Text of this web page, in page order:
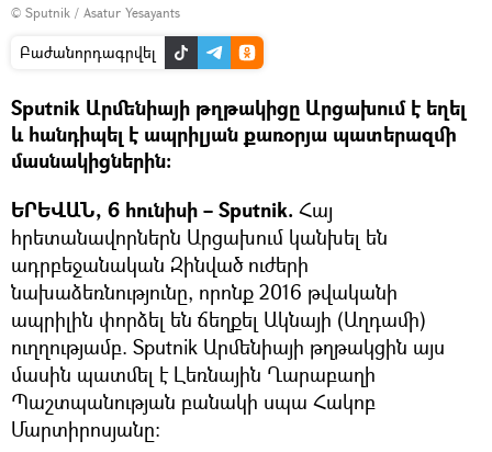
© Sputnik / Asatur Yesayants
Բաժանորդագրվել
Sputnik Արմենիայի թղթակիցը Արցախում է եղել
և հանդիպել է ապրիլյան քառօրյա պատերազմի
մասնակիցներին։
ԵՐԵՎԱՆ, 6 հունիսի – Sputnik. Հայ
հրետանավորներն Արցախում կանխել են
ադրբեջանական Զինված ուժերի
նախաձեռնությունը, որոնք 2016 թվականի
ապրիլին փորձել են ճեղքել Ակնայի (Աղդամի)
ուղղությամբ. Sputnik Արմենիայի թղթակցին այս
մասին պատմել է Լեռնային Ղարաբաղի
Պաշտպանության բանակի սպա Հակոբ
Մարտիրոսյանը։